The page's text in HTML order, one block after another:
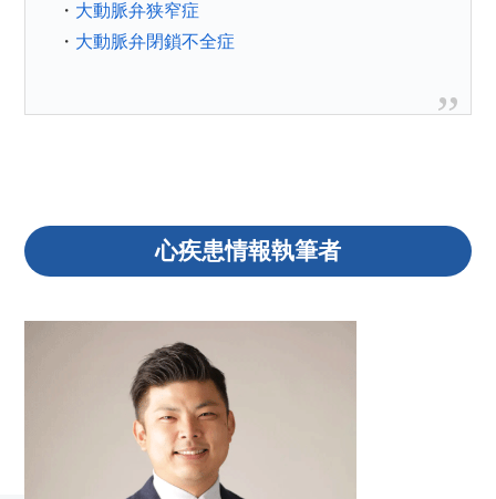
・ 大動脈弁狭窄症
・ 大動脈弁閉鎖不全症
心疾患情報執筆者